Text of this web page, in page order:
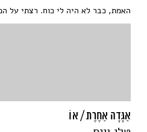
האמת, כבר לא היה לי כוח. רצתי על
אַגָּדָה אַחֶרֶת / אוֹ